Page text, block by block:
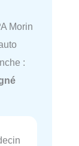
Morin
: